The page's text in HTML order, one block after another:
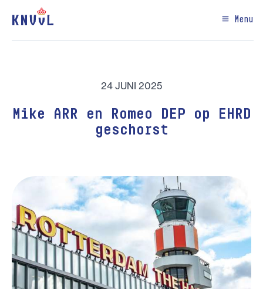
Menu
24 JUNI 2025
Mike ARR en Romeo DEP op EHRD
geschorst